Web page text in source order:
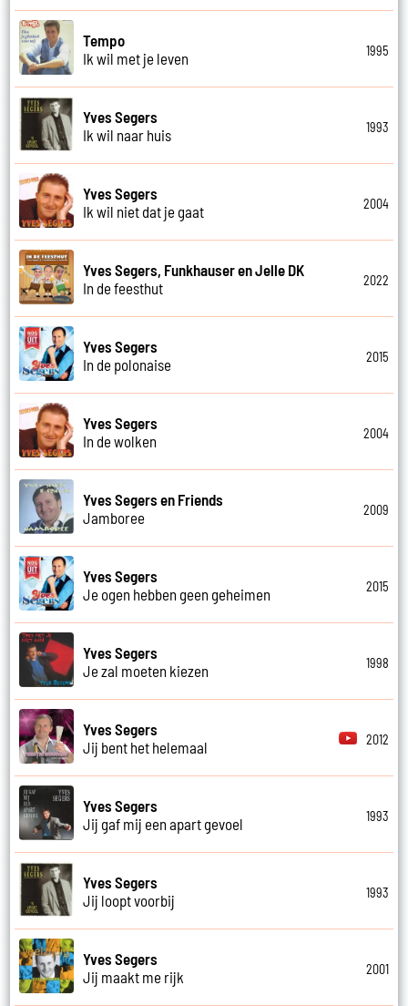
Tempo
Ik wil met je leven
1995
Yves Segers
Ik wil naar huis
1993
Yves Segers
Ik wil niet dat je gaat
2004
Yves Segers, Funkhauser en Jelle DK
In de feesthut
2022
Yves Segers
In de polonaise
2015
Yves Segers
In de wolken
2004
Yves Segers en Friends
Jamboree
2009
Yves Segers
Je ogen hebben geen geheimen
2015
Yves Segers
Je zal moeten kiezen
1998
Yves Segers
Jij bent het helemaal
2012
Yves Segers
Jij gaf mij een apart gevoel
1993
Yves Segers
Jij loopt voorbij
1993
Yves Segers
Jij maakt me rijk
2001